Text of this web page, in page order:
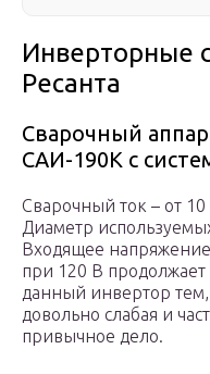
Инверторные
Ресанта
Сварочный
САИ-190К с
Сварочный ток – от
Диаметр
Входящее
при 120 В продолжает
данный инвертор
довольно слабая и
привычное дело.